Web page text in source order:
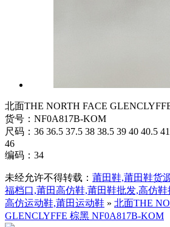
北面THE NORTH FACE
货号：NF0A817B-KOM
尺码：36 36.5 37.5 38 38.5 39 40 40.5
46
编码：34
未经允许不得转载： 莆田鞋,莆田鞋货
福档口,莆田高仿鞋,莆田鞋批发,高仿
高仿运动鞋,莆田运动鞋 » 北面THE
GLENCLYFFE 棕黑 NF0A817B-KOM